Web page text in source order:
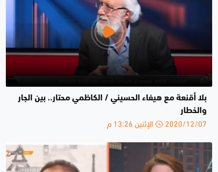
بلا أقنعة مع هيفاء الحسيني / الكاظمي محتار.. بين الجار
والخطار
2020/12/07 الإثنين 13:26 م